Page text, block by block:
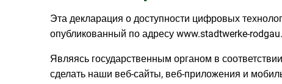
Эта декларация о доступности цифровых
опубликованный по адресу www.stadtwerke-
Являясь государственным органом в
сделать наши веб-сайты, веб-приложения и